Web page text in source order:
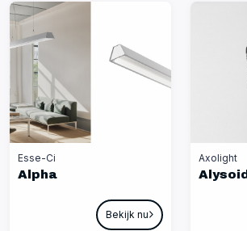
Esse-Ci
Alpha
Bekijk nu
Axolight
Alysoid